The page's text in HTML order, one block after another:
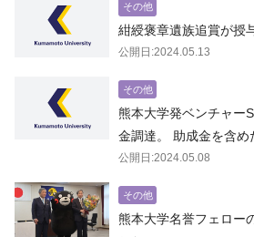
その他
紺綬褒章遺族追賞が授
公開日:2024.05.13
その他
熊本大学発ベンチャー
金調達。 助成金を含
公開日:2024.05.08
その他
熊本大学名誉フェロー